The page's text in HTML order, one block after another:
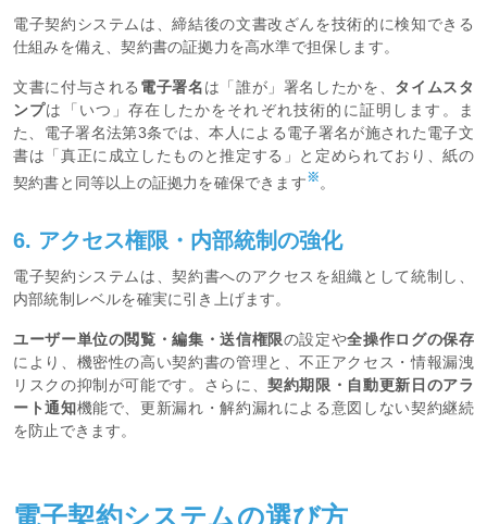
電子契約システムは、締結後の文書改ざんを技術的に検知できる
仕組みを備え、契約書の証拠力を高水準で担保します。
文書に付与される 電子署名は「誰が」署名したかを、 タイムスタ
ンプは「いつ」存在したかをそれぞれ技術的に証明します。ま
た、電子署名法第3条では、本人による電子署名が施された電子文
書は「真正に成立したものと推定する」と定められており、紙の
契約書と同等以上の証拠力を確保できます※ 。
6. アクセス権限・内部統制の強化
電子契約システムは、契約書へのアクセスを組織として統制し、
内部統制レベルを確実に引き上げます。
ユーザー単位の閲覧・編集・送信権限の設定や全操作ログの保存
により、機密性の高い契約書の管理と、不正アクセス・情報漏洩
リスクの抑制が可能です。さらに、契約期限・自動更新日のアラ
ート通知機能で、更新漏れ・解約漏れによる意図しない契約継続
を防止できます。
電子契約システムの選び方